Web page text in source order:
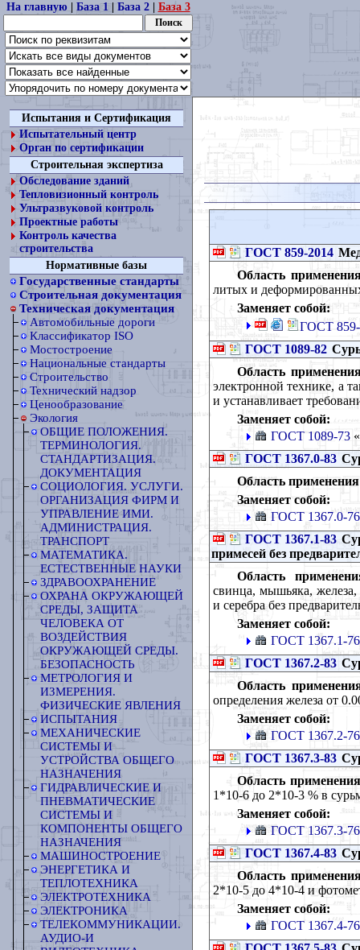
На главную| База 1| База 2| База 3
Испытания и Сертификация
Испытательный центр
Орган по сертификации
Строительная экспертиза
Обследование зданий
Тепловизионный контроль
Ультразвуковой контроль
Проектные работы
Контроль качества
строительства
Нормативные базы
Государственные стандарты
Строительная документация
Техническая документация
Автомобильные дороги
Классификатор ISO
Мостостроение
Национальные стандарты
Строительство
Технический надзор
Ценообразование
Экология
ОБЩИЕ ПОЛОЖЕНИЯ.
ТЕРМИНОЛОГИЯ.
СТАНДАРТИЗАЦИЯ.
ДОКУМЕНТАЦИЯ
СОЦИОЛОГИЯ. УСЛУГИ.
ОРГАНИЗАЦИЯ ФИРМ И
УПРАВЛЕНИЕ ИМИ.
АДМИНИСТРАЦИЯ.
ТРАНСПОРТ
МАТЕМАТИКА.
ЕСТЕСТВЕННЫЕ НАУКИ
ЗДРАВООХРАНЕНИЕ
ОХРАНА ОКРУЖАЮЩЕЙ
СРЕДЫ, ЗАЩИТА
ЧЕЛОВЕКА ОТ
ВОЗДЕЙСТВИЯ
ОКРУЖАЮЩЕЙ СРЕДЫ.
БЕЗОПАСНОСТЬ
МЕТРОЛОГИЯ И
ИЗМЕРЕНИЯ.
ФИЗИЧЕСКИЕ ЯВЛЕНИЯ
ИСПЫТАНИЯ
МЕХАНИЧЕСКИЕ
СИСТЕМЫ И
УСТРОЙСТВА ОБЩЕГО
НАЗНАЧЕНИЯ
ГИДРАВЛИЧЕСКИЕ И
ПНЕВМАТИЧЕСКИЕ
СИСТЕМЫ И
КОМПОНЕНТЫ ОБЩЕГО
НАЗНАЧЕНИЯ
МАШИНОСТРОЕНИЕ
ЭНЕРГЕТИКА И
ТЕПЛОТЕХНИКА
ЭЛЕКТРОТЕХНИКА
ЭЛЕКТРОНИКА
ТЕЛЕКОММУНИКАЦИИ.
АУДИО-И
ГОСТ 859-2014
Область
литых и
Заменяет собой:
ГОСТ
ГОСТ 1089-82
Область
электронной технике, а
и устанавливает
Заменяет собой:
ГОСТ 1089-73
ГОСТ 1367.0-83
Область
Заменяет собой:
ГОСТ 1367.0-76
ГОСТ 1367.1-83
примесей без
Область
свинца, мышьяка,
и серебра без
Заменяет собой:
ГОСТ 1367.1-76
ГОСТ 1367.2-83
Область
определения железа от
Заменяет собой:
ГОСТ 1367.2-76
ГОСТ 1367.3-83
Область
1*10-6 до 2*10-3 % в
Заменяет собой:
ГОСТ 1367.3-76
ГОСТ 1367.4-83
Область
2*10-5 до 4*10-4 и
Заменяет собой:
ГОСТ 1367.4-76